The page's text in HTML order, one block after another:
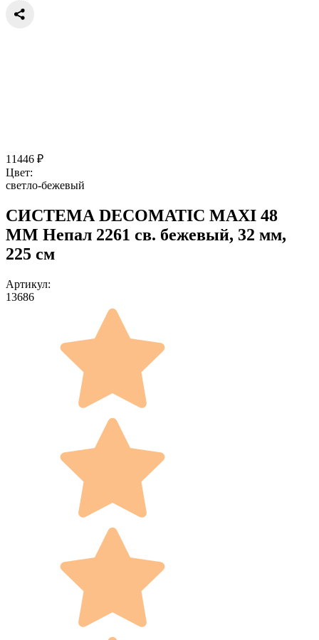
11446 ₽
Цвет:
светло-бежевый
СИСТЕМА DECOMATIC MAXI 48
ММ Непал 2261 св. бежевый, 32 мм,
225 см
Артикул:
13686